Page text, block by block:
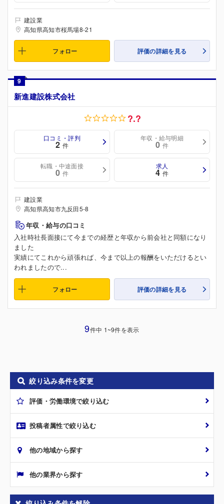
建設業
高知県高知市桜馬場8-21
フォロー 評価の詳細を見る
9
新進建設株式会社
?.?
口コミ・評判
2 件
年収・給与明細
0 件
転職・中途面接
0 件
求人
4 件
建設業
高知県高知市九反田5-8
年収・給与の口コミ
入社時社長面接にて今までの経歴と年収から前会社と同額になり
ました
実績にてこれから頑張れば、今まで以上の報酬をいただけるとい
われましたので...
フォロー 評価の詳細を見る
9件中 1~9件を表示
絞り込み条件を変更
評価・労働環境で絞り込む
投稿者属性で絞り込む
他の地域から探す
他の業界から探す